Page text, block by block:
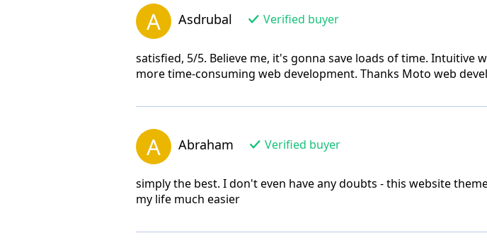
A Asdrubal Verified buyer
satisfied, 5/5. Believe me, it's gonna save loads of time. Intuitive
more time-consuming web development. Thanks Moto web
A Abraham Verified buyer
simply the best. I don't even have any doubts - this website
my life much easier